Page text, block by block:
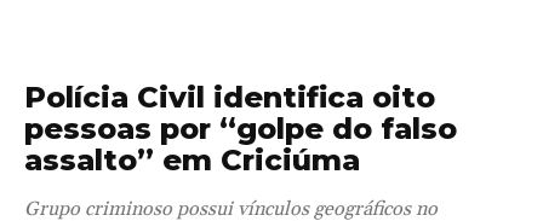
Polícia Civil identifica oito
pessoas por “golpe do falso
assalto” em Criciúma
Grupo criminoso possui vínculos geográficos no